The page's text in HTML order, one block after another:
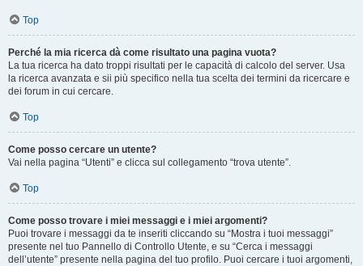
Top
Perché la mia ricerca dà come risultato una pagina vuota?
La tua ricerca ha dato troppi risultati per le capacità di calcolo del server. Usa
la ricerca avanzata e sii più specifico nella tua scelta dei termini da ricercare e
dei forum in cui cercare.
Top
Come posso cercare un utente?
Vai nella pagina “Utenti” e clicca sul collegamento “trova utente”.
Top
Come posso trovare i miei messaggi e i miei argomenti?
Puoi trovare i messaggi da te inseriti cliccando su “Mostra i tuoi messaggi”
presente nel tuo Pannello di Controllo Utente, e su “Cerca i messaggi
dell’utente” presente nella pagina del tuo profilo. Puoi cercare i tuoi argomenti,